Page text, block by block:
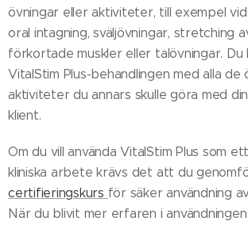
övningar eller aktiviteter, till exempel
oral intagning, sväljövningar, stretching
förkortade muskler eller talövningar. Du
VitalStim Plus-behandlingen med alla de
aktiviteter du annars skulle göra med
klient.
Om du vill använda VitalStim Plus som
kliniska arbete krävs det att du
certifieringskurs för säker användning
När du blivit mer erfaren i